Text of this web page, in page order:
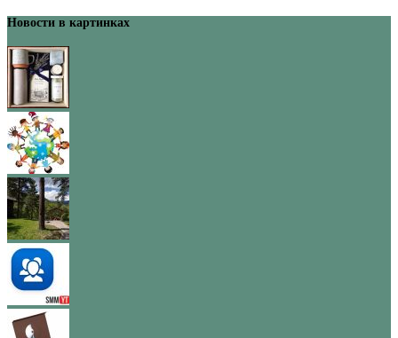
Новости в картинках